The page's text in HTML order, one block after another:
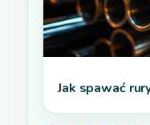
Jak spawać